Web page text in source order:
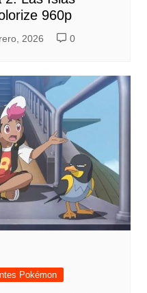
960p
2026 0
Pokémon